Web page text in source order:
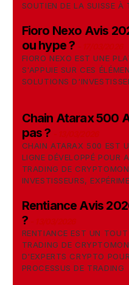
SOUTIEN DE LA SUISSE À
Fioro Nexo Avis
ou hype ?
FIORO NEXO EST UNE
S'APPUIE SUR CES
SOLUTIONS
Chain Atarax 500
pas ?
CHAIN ATARAX 500 EST
LIGNE DÉVELOPPÉ POUR
TRADING DE
INVESTISSEURS,
Rentiance Avis
?
​RENTIANCE EST UN
TRADING DE
D'EXPERTS CRYPTO
PROCESSUS DE TRADING